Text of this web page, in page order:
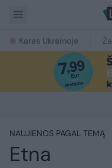
Karas Ukrainoje
NAUJIENOS PAGAL TEMĄ
Etna